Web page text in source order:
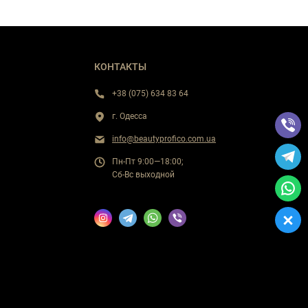
КОНТАКТЫ
+38 (075) 634 83 64
г. Одесса
info@beautyprofico.com.ua
Пн-Пт 9:00—18:00;
Сб-Вс выходной